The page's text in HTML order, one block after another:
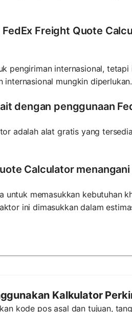
Freight Quote
pengiriman internasional,
internasional mungkin diperlukan.
dengan penggunaan
adalah alat gratis yang
Calculator
untuk memasukkan kebutuhan
ini dimasukkan dalam
Kalkulator
kode pos asal dan tujuan,